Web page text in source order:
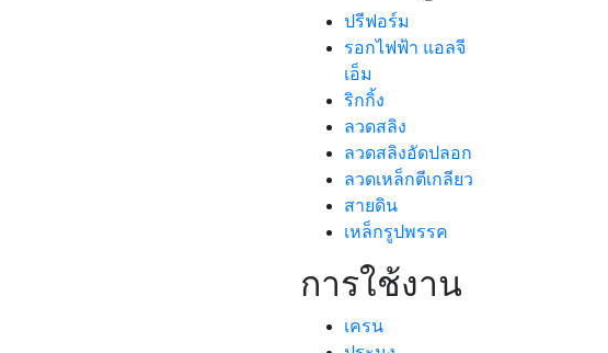
ปรีฟอร์ม
รอกไฟฟ้า แอลจี
เอ็ม
ริกกิ้ง
ลวดสลิง
ลวดสลิงอัดปลอก
ลวดเหล็กตีเกลียว
สายดิน
เหล็กรูปพรรค
การใช้งาน
เครน